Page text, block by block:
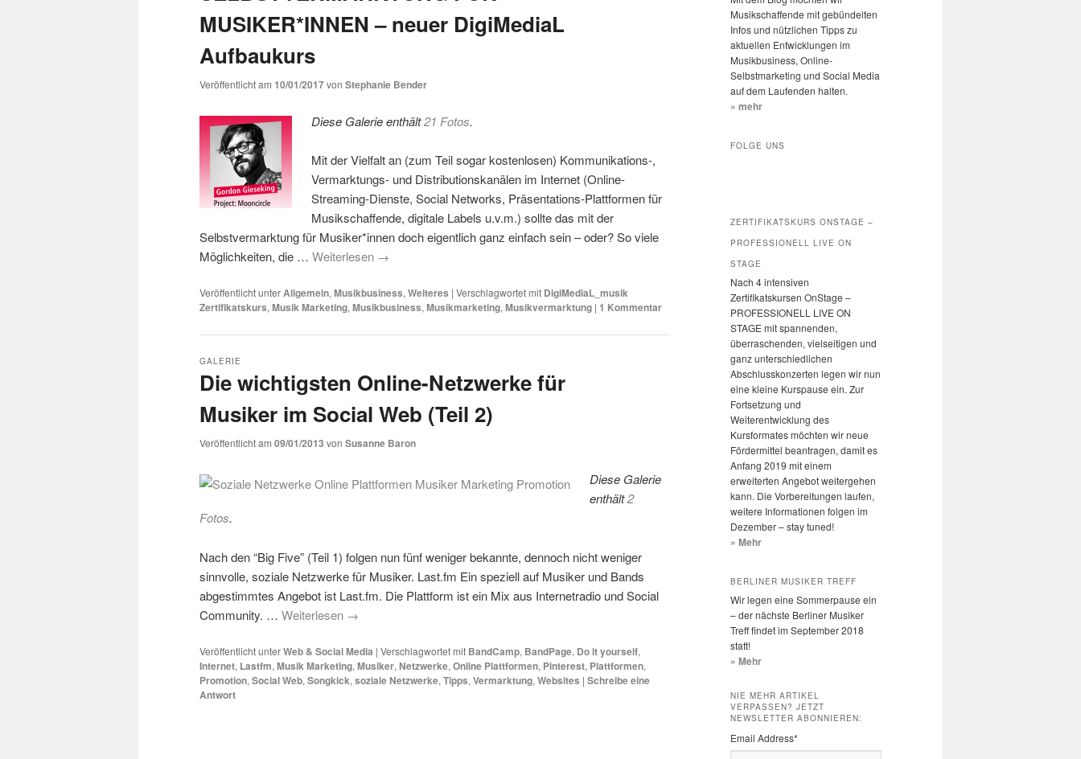
MUSIKER*INNEN – neuer DigiMediaL
Aufbaukurs
Veröffentlicht am 10/01/2017von Stephanie Bender
Diese Galerie enthält21 Fotos.
Mit der Vielfalt an (zum Teil sogar kostenlosen) Kommunikations-,
Vermarktungs- und Distributionskanälen im Internet (Online-
Streaming-Dienste, Social Networks, Präsentations-Plattformen für
Musikschaffende, digitale Labels u.v.m.) sollte das mit der
Selbstvermarktung für Musiker*innen doch eigentlich ganz einfach sein – oder? So viele
Möglichkeiten, die … Weiterlesen →
Veröffentlicht unterAllgemein, Musikbusiness, Weiteres | Verschlagwortet mit DigiMediaL_musik
Zertifikatskurs, Musik Marketing, Musikbusiness, Musikmarketing, Musikvermarktung | 1 Kommentar
Die wichtigsten Online-Netzwerke für
Musiker im Social Web (Teil 2)
GALERIE
Veröffentlicht am 09/01/2013 von Susanne Baron
Diese Galerie
enthält2
Fotos.
Nach den “Big Five” (Teil 1) folgen nun fünf weniger bekannte, dennoch nicht weniger
sinnvolle, soziale Netzwerke für Musiker. Last.fm Ein speziell auf Musiker und Bands
abgestimmtes Angebot ist Last.fm. Die Plattform ist ein Mix aus Internetradio und Social
Community. … Weiterlesen →
Veröffentlicht unterWeb & Social Media | Verschlagwortet mit BandCamp, BandPage, Do it yourself,
Internet, Lastfm, Musik Marketing, Musiker, Netzwerke, Online Plattformen, Pinterest, Plattformen,
Promotion, Social Web, Songkick, soziale Netzwerke, Tipps, Vermarktung, Websites | Schreibe eine
Antwort
n
Musikschaffende mit gebündelten
Infos und nützlichen Tipps zu
aktuellen Entwicklungen im
Musikbusiness, Online-
Selbstmarketing und Social Media
auf dem Laufenden halten.
» mehr
FOLGE UNS
ZERTIFIKATSKURS ONSTAGE –
PROFESSIONELL LIVE ON
STAGE
Nach 4 intensiven
Zertifikatskursen OnStage –
PROFESSIONELL LIVE ON
STAGE mit spannenden,
überraschenden, vielseitigen und
ganz unterschiedlichen
Abschlusskonzerten legen wir nun
eine kleine Kurspause ein. Zur
Fortsetzung und
Weiterentwicklung des
Kursformates möchten wir neue
Fördermittel beantragen, damit es
Anfang 2019 mit einem
erweiterten Angebot weitergehen
kann. Die Vorbereitungen laufen,
weitere Informationen folgen im
Dezember – stay tuned!
» Mehr
BERLINER MUSIKER TREFF
Wir legen eine Sommerpause ein
– der nächste Berliner Musiker
Treff findet im September 2018
statt!
» Mehr
NIE MEHR ARTIKEL
VERPASSEN? JETZT
NEWSLETTER ABONNIEREN:
Email Address*